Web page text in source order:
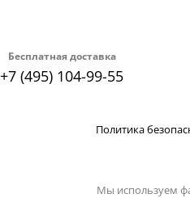
Бесплатная доставка
+7 (495) 104-99-55
Политика
Мы используем